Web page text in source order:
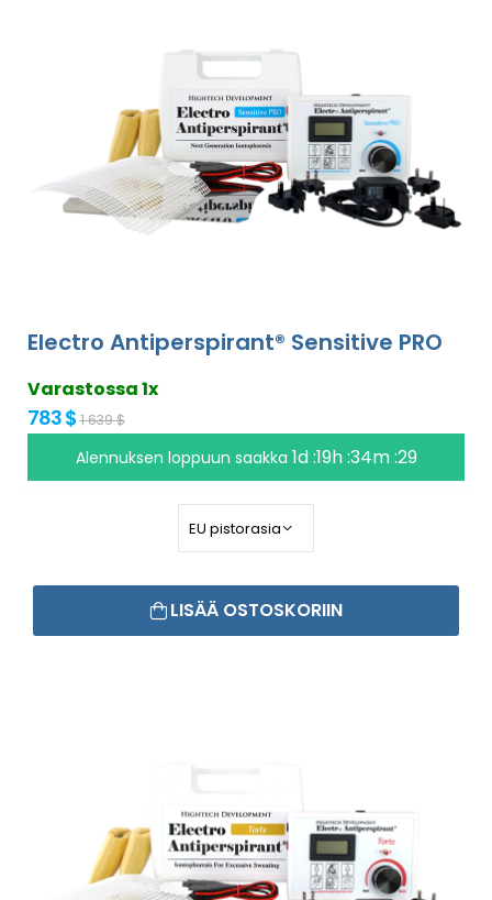
Electro Antiperspirant® Sensitive PRO
Varastossa 1x
783 $ 1 639 $
Alennuksen loppuun saakka 1d :19h :34m :29
LISÄÄ OSTOSKORIIN